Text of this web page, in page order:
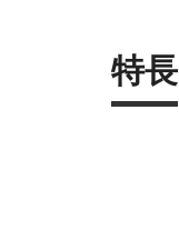
特長